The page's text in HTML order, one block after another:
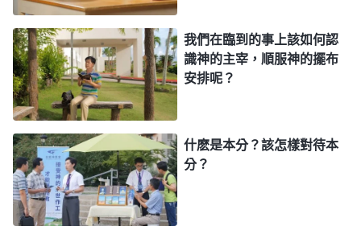
鬼性的人，都是嘴上講真理活出是道理的人。不能在
現實生活之中活出真理的人都是信神却被神厭弃的
人。你能在現實生活之中操練自己的進入，認識自己
的缺少，認識自己的悖逆、愚昧，認識自己不正常的
人性，認識自己的軟弱之處，這樣的認識都結合你的
實際情形，結合你的實際難處，只有這樣的認識才是
實際的，才能使你真正地達到掌握自己的情形，達到
性情變化。
——《話・卷一 神的顯現與作工・談談教會生活與現實生
才能正常相處？
我們在臨到的事上該如何認
識神的主宰，順服神的擺布
安排呢？
什麽是本分？該怎樣對待本
分？